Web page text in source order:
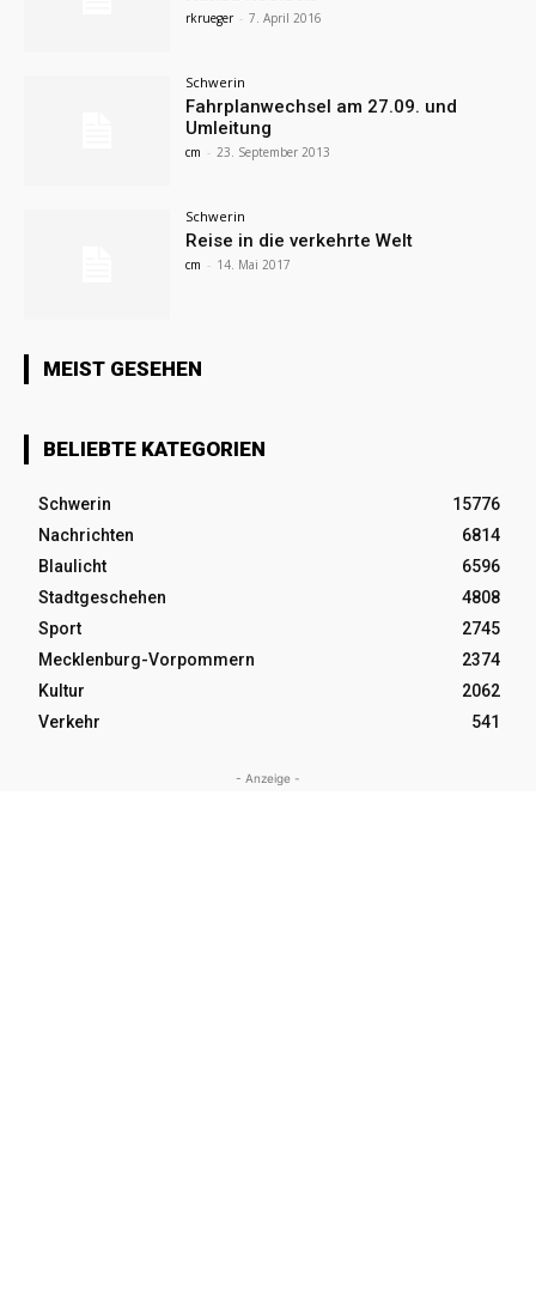
rkrueger - 7. April 2016
Schwerin
Fahrplanwechsel am 27.09. und
Umleitung
cm - 23. September 2013
Schwerin
Reise in die verkehrte Welt
cm - 14. Mai 2017
MEIST GESEHEN
BELIEBTE KATEGORIEN
Schwerin
15776
Nachrichten
6814
Blaulicht
6596
Stadtgeschehen
4808
Sport
2745
Mecklenburg-Vorpommern
2374
Kultur
2062
Verkehr
541
- Anzeige -